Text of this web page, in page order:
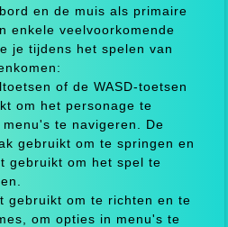
en de muis als primaire
enkele veelvoorkomende
je tijdens het spelen van
of de WASD-toetsen
om het personage te
te navigeren. De
gebruikt om te springen en
gebruikt om het spel te
gebruikt om te richten en te
om opties in menu's te